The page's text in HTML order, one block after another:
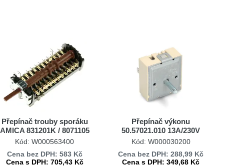
Přepínač trouby sporáku
AMICA 831201K / 8071105
Kód: W000563400
Cena bez DPH: 583 Kč
Cena s DPH: 705,43 Kč
Přepínač výkonu
50.57021.010 13A/230V
5057021010
Kód: W000030200
Cena bez DPH: 288,99 Kč
Cena s DPH: 349,68 Kč